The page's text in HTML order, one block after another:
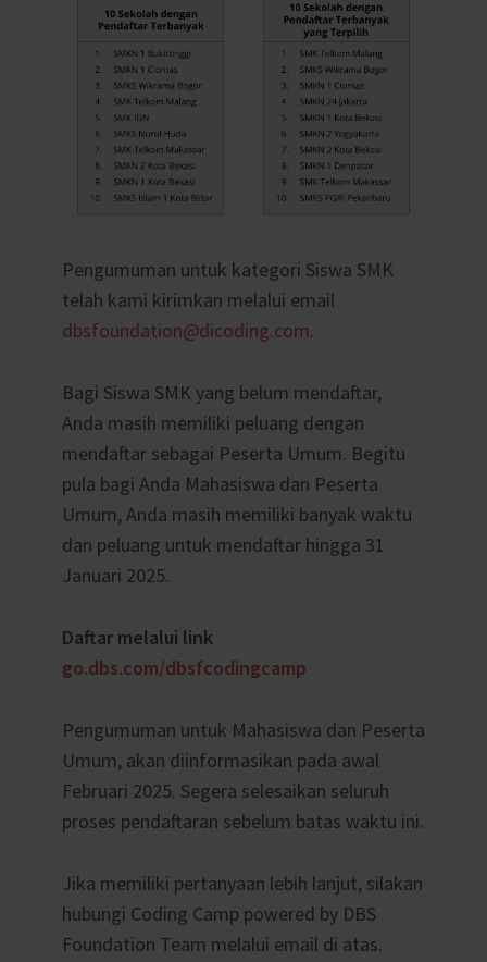
Pengumuman untuk kategori Siswa SMK
telah kami kirimkan melalui email
dbsfoundation@dicoding.com.
Bagi Siswa SMK yang belum mendaftar,
Anda masih memiliki peluang dengan
mendaftar sebagai Peserta Umum. Begitu
pula bagi Anda Mahasiswa dan Peserta
Umum, Anda masih memiliki banyak waktu
dan peluang untuk mendaftar hingga 31
Januari 2025.
Daftar melalui link
go.dbs.com/dbsfcodingcamp
Pengumuman untuk Mahasiswa dan Peserta
Umum, akan diinformasikan pada awal
Februari 2025. Segera selesaikan seluruh
proses pendaftaran sebelum batas waktu ini.
Jika memiliki pertanyaan lebih lanjut, silakan
hubungi Coding Camp powered by DBS
Foundation Team melalui email di atas.